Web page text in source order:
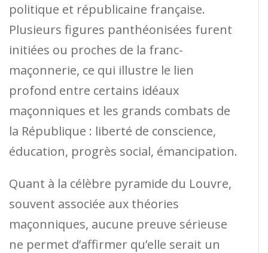
politique et républicaine française.
Plusieurs figures panthéonisées furent
initiées ou proches de la franc-
maçonnerie, ce qui illustre le lien
profond entre certains idéaux
maçonniques et les grands combats de
la République : liberté de conscience,
éducation, progrès social, émancipation.
Quant à la célèbre pyramide du Louvre,
souvent associée aux théories
maçonniques, aucune preuve sérieuse
ne permet d’affirmer qu’elle serait un